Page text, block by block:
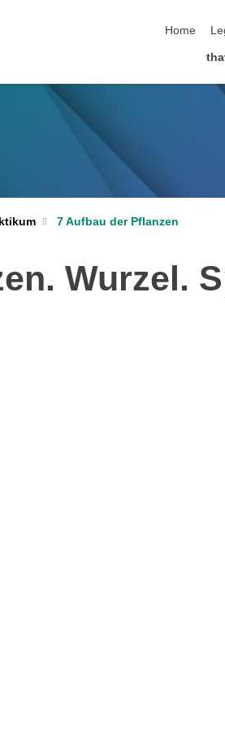
Home
7 Aufbau der Pflanzen
Wurzel.